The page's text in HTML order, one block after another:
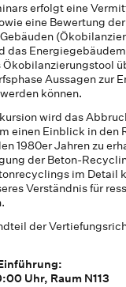
erfolgt eine
eine Bewertung
das
Aussagen zur
können.
wird das
einen Einblick in den
1980er Jahren zu
der Beton-
im Detail
Verständnis für
der
Uhr, Raum N113